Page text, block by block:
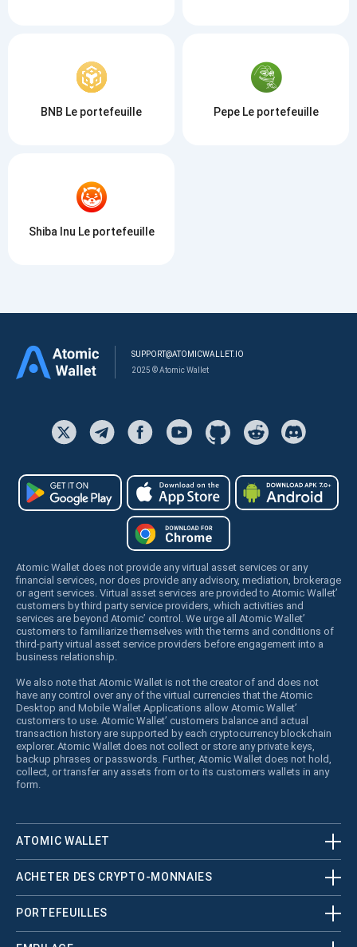
BNB Le portefeuille Pepe Le portefeuille
Shiba Inu Le portefeuille
SUPPORT@ATOMICWALLET.IO
2025 © Atomic Wallet
Atomic Wallet does not provide any virtual asset services or any
financial services, nor does provide any advisory, mediation, brokerage
or agent services. Virtual asset services are provided to Atomic Wallet’
customers by third party service providers, which activities and
services are beyond Atomic’ control. We urge all Atomic Wallet’
customers to familiarize themselves with the terms and conditions of
third-party virtual asset service providers before engagement into a
business relationship.
We also note that Atomic Wallet is not the creator of and does not
have any control over any of the virtual currencies that the Atomic
Desktop and Mobile Wallet Applications allow Atomic Wallet’
customers to use. Atomic Wallet’ customers balance and actual
transaction history are supported by each cryptocurrency blockchain
explorer. Atomic Wallet does not collect or store any private keys,
backup phrases or passwords. Further, Atomic Wallet does not hold,
collect, or transfer any assets from or to its customers wallets in any
form.
ATOMIC WALLET
ACHETER DES CRYPTO-MONNAIES
PORTEFEUILLES